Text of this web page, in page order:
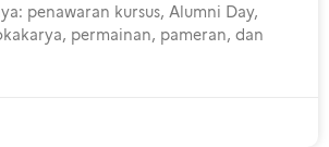
penawaran kursus, Alumni Day,
permainan, pameran, dan